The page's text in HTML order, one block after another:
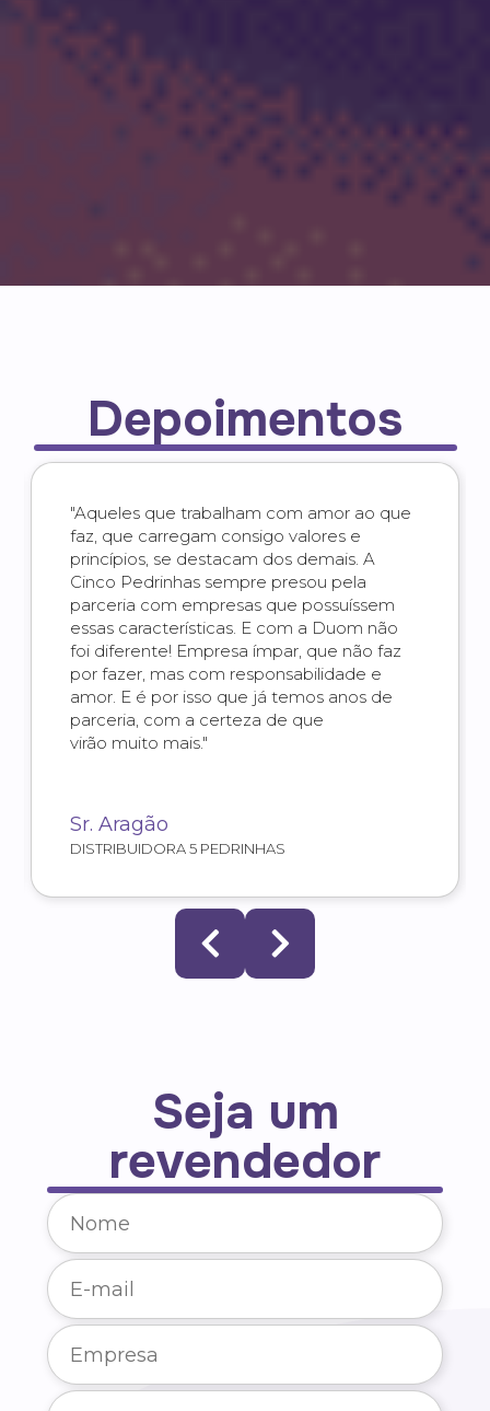
Depoimentos
"Aqueles que trabalham com amor ao que
faz, que carregam consigo valores e
princípios, se destacam dos demais. A
Cinco Pedrinhas sempre presou pela
parceria com empresas que possuíssem
essas características. E com a Duom não
foi diferente! Empresa ímpar, que não faz
por fazer, mas com responsabilidade e
amor. E é por isso que já temos anos de
parceria, com a certeza de que
virão muito mais."
Sr. Aragão
DISTRIBUIDORA 5 PEDRINHAS
Seja um
revendedor